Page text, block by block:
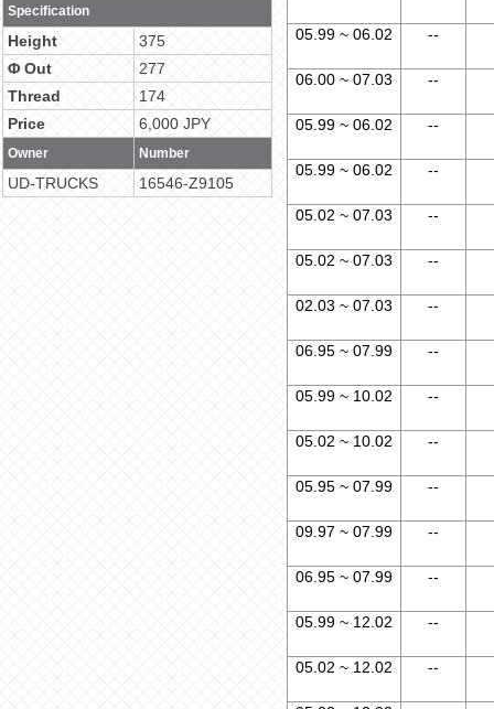
Specification
Height
375
Φ Out
277
Thread
174
Price
6,000 JPY
Owner Number
UD-TRUCKS 16546-Z9105
05.99 ~ 06.02 --
06.00 ~ 07.03 --
05.99 ~ 06.02 --
05.99 ~ 06.02 --
05.02 ~ 07.03 --
05.02 ~ 07.03 --
02.03 ~ 07.03 --
06.95 ~ 07.99 --
05.99 ~ 10.02 --
05.02 ~ 10.02 --
05.95 ~ 07.99 --
09.97 ~ 07.99 --
06.95 ~ 07.99 --
05.99 ~ 12.02 --
05.02 ~ 12.02 --